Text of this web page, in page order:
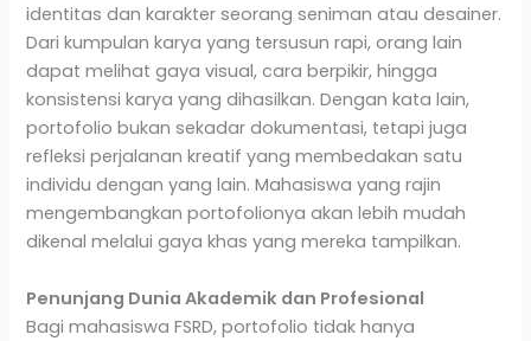
identitas dan karakter seorang seniman atau desainer.
Dari kumpulan karya yang tersusun rapi, orang lain
dapat melihat gaya visual, cara berpikir, hingga
konsistensi karya yang dihasilkan. Dengan kata lain,
portofolio bukan sekadar dokumentasi, tetapi juga
refleksi perjalanan kreatif yang membedakan satu
individu dengan yang lain. Mahasiswa yang rajin
mengembangkan portofolionya akan lebih mudah
dikenal melalui gaya khas yang mereka tampilkan.
Penunjang Dunia Akademik dan Profesional
Bagi mahasiswa FSRD, portofolio tidak hanya